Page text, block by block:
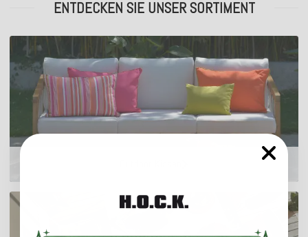
ENTDECKEN SIE UNSER SORTIMENT